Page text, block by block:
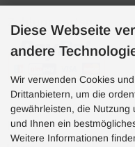
Zahlungsarten
Hotline
Diese Webseite
andere
Wir verwenden Cookies
Drittanbietern, um die
gewährleisten, die Nutzung
und Ihnen ein
Weitere Informationen